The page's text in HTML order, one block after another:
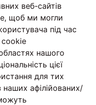
веб-сайтів
щоб ми могли
під час
cookie
нашого
цієї
для тих
наших афілійованих/